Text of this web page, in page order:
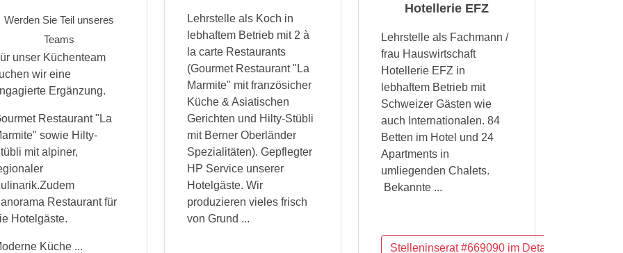
Werden Sie Teil unseres
Teams
unser Küchenteam
wir eine
Ergänzung.
Restaurant "La
sowie Hilty-
mit alpiner,
Restaurant für
Hotelgäste.
Küche ...
Lehrstelle als Koch in
lebhaftem Betrieb mit 2 à
la carte Restaurants
(Gourmet Restaurant "La
Marmite" mit französicher
Küche & Asiatischen
Gerichten und Hilty-Stübli
mit Berner Oberländer
Spezialitäten). Gepflegter
HP Service unserer
Hotelgäste. Wir
produzieren vieles frisch
von Grund ...
Hotellerie EFZ
Lehrstelle als Fachmann /
frau Hauswirtschaft
Hotellerie EFZ in
lebhaftem Betrieb mit
Schweizer Gästen wie
auch Internationalen. 84
Betten im Hotel und 24
Apartments in
umliegenden Chalets.
Bekannte ...